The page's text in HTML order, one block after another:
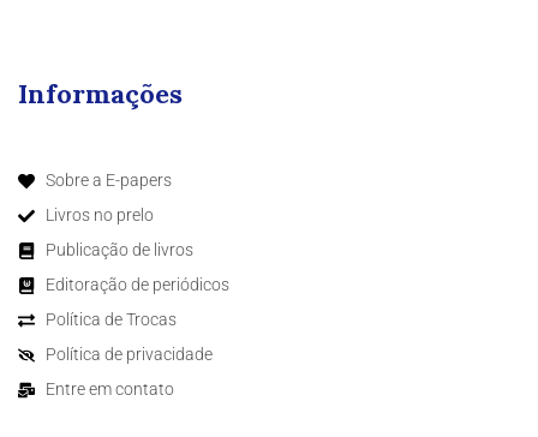
Informações
Sobre a E-papers
Livros no prelo
Publicação de livros
Editoração de periódicos
Política de Trocas
Política de privacidade
Entre em contato